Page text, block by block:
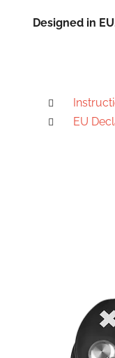
Designed in
EU